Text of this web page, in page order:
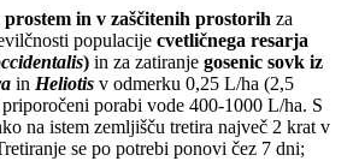
in v zaščitenih prostorih za
populacije cvetličnega resarja
) in za zatiranje gosenic sovk iz
in Heliotis v odmerku 0,25 L/ha (2,5
porabi vode 400-1000 L/ha. S
na istem zemljišču tretira največ 2 krat v
se po potrebi ponovi čez 7 dni;